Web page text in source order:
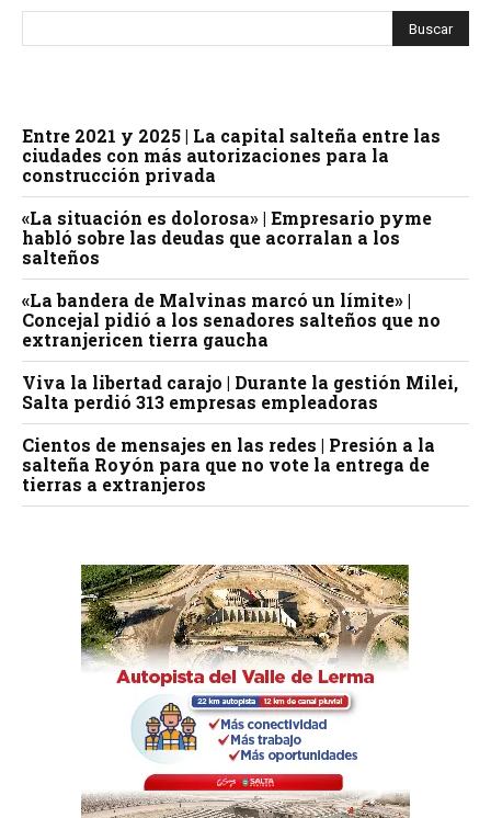
Entre 2021 y 2025 | La capital salteña entre las
ciudades con más autorizaciones para la
construcción privada
«La situación es dolorosa» | Empresario pyme
habló sobre las deudas que acorralan a los
salteños
«La bandera de Malvinas marcó un límite» |
Concejal pidió a los senadores salteños que no
extranjericen tierra gaucha
Viva la libertad carajo | Durante la gestión Milei,
Salta perdió 313 empresas empleadoras
Cientos de mensajes en las redes | Presión a la
salteña Royón para que no vote la entrega de
tierras a extranjeros